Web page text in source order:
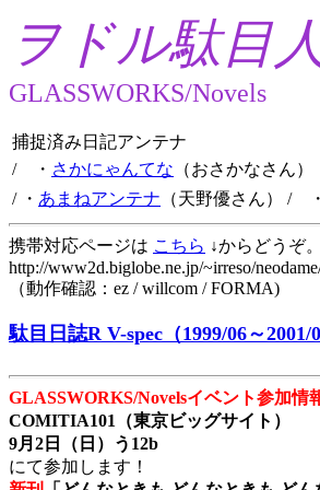
ヲドル駄目
GLASSWORKS/Novels
捕捉済み日記アンテナ
/ ・ さかにゃんてな （おさかなさん）
/ ・ あまねアンテナ （天野優さん） / ・
携帯対応ページは こちら ↓からどうぞ。
http://www2d.biglobe.ne.jp/~irreso/
（動作確認：ez / willcom / FORMA)
駄目日誌R V-spec（1999/06～2001/
GLASSWORKS/Novelsイベント参加情
COMITIA101（東京ビッグサイト）
9月2日（日）う12b
にて参加します！